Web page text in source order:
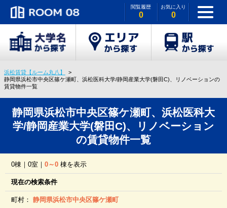
閲覧履歴
0
お気に入り
0
浜松賃貸【ルーム丸八】
静岡県浜松市中央区篠ケ瀬町、浜松医科大学/静岡産業大学(磐田C)、リノベーションの
賃貸物件一覧
静岡県浜松市中央区篠ケ瀬町、浜松医科大
学/静岡産業大学(磐田C)、リノベーション
の賃貸物件一覧
0棟｜0室｜0～0 棟を表示
現在の検索条件
町村：静岡県浜松市中央区篠ケ瀬町